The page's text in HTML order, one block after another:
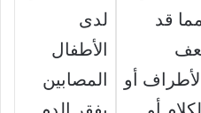
قد
أو
أو
لدى
الأطفال
المصابين
بفقر الدم